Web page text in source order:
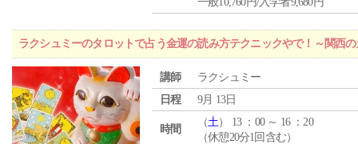
ラクシュミーのタロットで占う金運の読み方テクニックやで！～関西
講師
ラクシュミー
日程
9月 13日
時間
（土） 13 ：00 ～ 16 ：20
（休憩20分1回含む）